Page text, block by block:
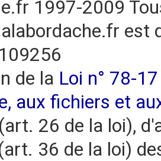
1997-2009
est
de la Loi n° 78-
aux fichiers et
26 de la loi),
36 de la loi)